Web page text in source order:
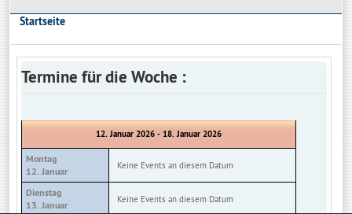
Startseite
Termine für die Woche :
12. Januar 2026 - 18. Januar 2026
Montag
12. Januar
Keine Events an diesem Datum
Dienstag
13. Januar
Keine Events an diesem Datum